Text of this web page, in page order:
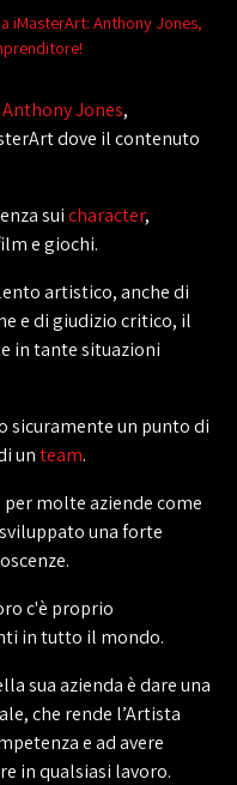
iMasterArt: Anthony Jones,
Anthony Jones,
dove il contenuto
suicharacter,
e giochi.
artistico, anche di
e di giudizio critico, il
in tante situazioni
sicuramente un punto di
unteam.
molte aziende come
una forte
c'è proprio
in tutto il mondo.
sua azienda è dare una
che rende l’Artista
e ad avere
in qualsiasi lavoro.